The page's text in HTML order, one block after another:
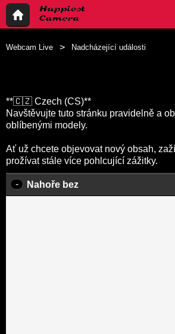
Webcam Live Nadcházející události
**🇨🇿 Czech (CS)**
Navštěvujte tuto stránku pravidelně a
oblíbenými modely.
Ať už chcete objevovat nový obsah,
prožívat stále více pohlcující zážitky.
- Nahoře bez